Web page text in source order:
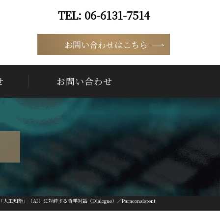
06-6131-7514
お問い合わせはこちら
お問い合わせ
人工知能」（AI）に対峙する哲学対話（Dialogue）／Paraconsistent